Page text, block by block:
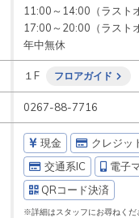
11:00～14:00（ラスト
17:00～20:00（ラスト
年中無休
１F フロアガイド
0267-88-7716
現金
クレジッ
交通系IC
電子
QRコード決済
※詳細はスタッフにお尋ねくだ